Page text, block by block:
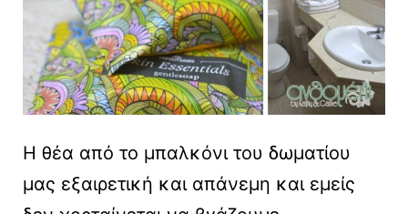
Η θέα από το μπαλκόνι του δωματίου
μας εξαιρετική και απάνεμη και εμείς